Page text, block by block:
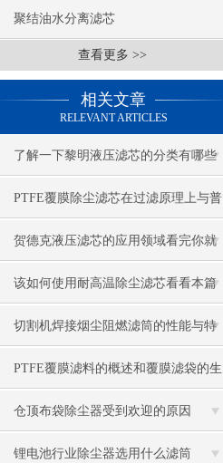
聚结油水分离滤芯
查看更多 >>
相关文章
RELEVANT ARTICLES
了解一下黎明液压滤芯的分类有哪些
吧
PTFE覆膜除尘滤芯在过滤原理上与普
通滤料的区别
贺德克液压滤芯的应用领域看完你就
知道了
该如何使用耐高温除尘滤芯看看本篇
吧
切割机焊接烟尘阻燃滤筒的性能与特
点是什么？
PTFE覆膜滤料的概述和覆膜滤袋的生
产过程
仓顶布袋除尘器受到欢迎的原因
锂电池行业除尘器选用什么滤筒